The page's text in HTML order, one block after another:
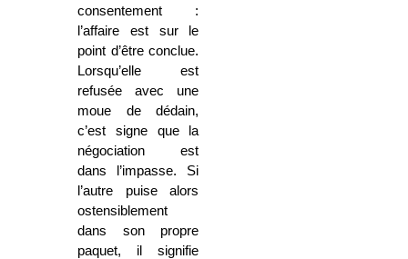
consentement :
l’affaire est sur le
point d’être conclue.
Lorsqu’elle est
refusée avec une
moue de dédain,
c’est signe que la
négociation est
dans l’impasse. Si
l’autre puise alors
ostensiblement
dans son propre
paquet, il signifie